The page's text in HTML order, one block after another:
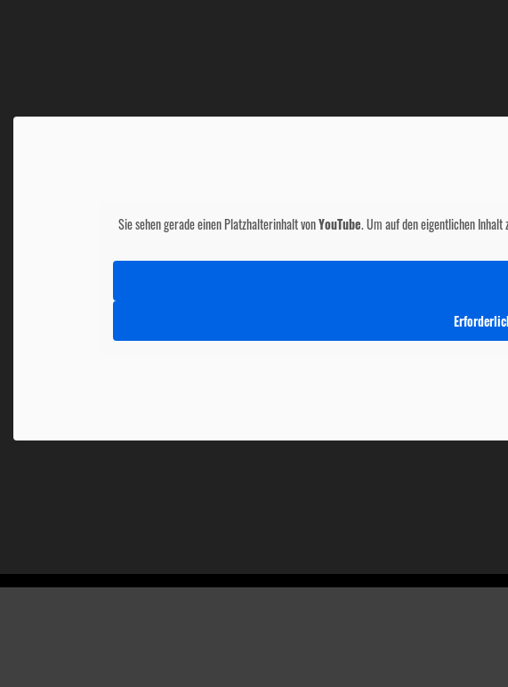
Sie sehen gerade einen Platzhalterinhalt vonYouTube. Um auf den eigentlichen